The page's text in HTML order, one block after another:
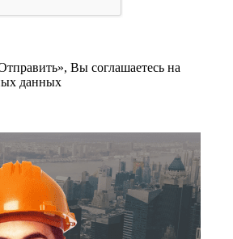
Вы соглашаетесь на
данных